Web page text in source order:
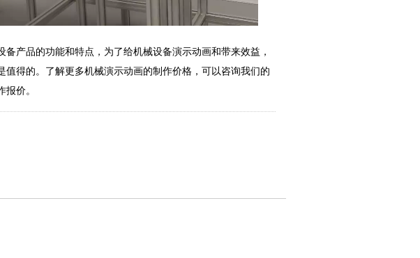
产品的功能和特点，为了给机械设备演示动画和带来效益，
得的。了解更多机械演示动画的制作价格，可以咨询我们的
价。